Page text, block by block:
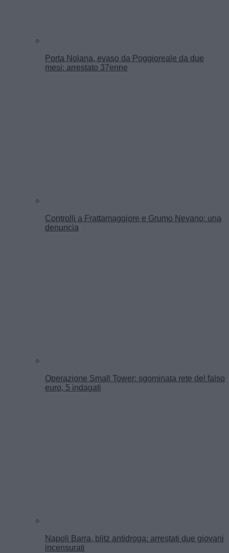
Porta Nolana, evaso da Poggioreale da due
mesi: arrestato 37enne
Controlli a Frattamaggiore e Grumo Nevano: una
denuncia
Operazione Small Tower: sgominata rete del falso
euro, 5 indagati
Napoli Barra, blitz antidroga: arrestati due giovani
incensurati